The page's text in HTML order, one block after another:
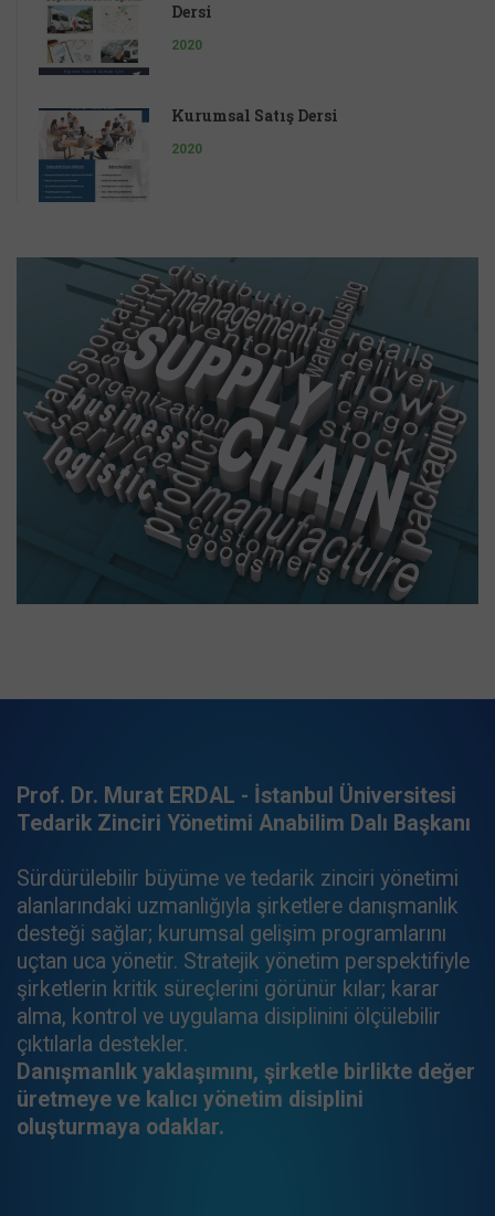
Dersi
2020
Kurumsal Satış Dersi
2020
Prof. Dr. Murat ERDAL - İstanbul Üniversitesi
Tedarik Zinciri Yönetimi Anabilim Dalı Başkanı
Sürdürülebilir büyüme ve tedarik zinciri yönetimi
alanlarındaki uzmanlığıyla şirketlere danışmanlık
desteği sağlar; kurumsal gelişim programlarını
uçtan uca yönetir. Stratejik yönetim perspektifiyle
şirketlerin kritik süreçlerini görünür kılar; karar
alma, kontrol ve uygulama disiplinini ölçülebilir
çıktılarla destekler.
Danışmanlık yaklaşımını, şirketle birlikte değer
üretmeye ve kalıcı yönetim disiplini
oluşturmaya odaklar.